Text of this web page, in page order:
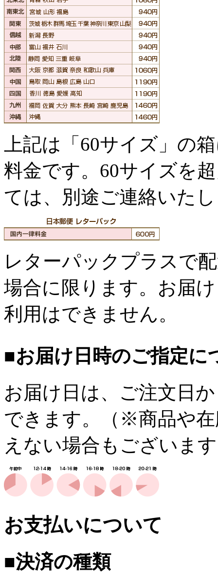
上記は「60サイズ」の
料金です。60サイズを
ては、別途ご連絡いた
レターパックプラスで
場合に限ります。お届
利用はできません。
■お届け日時のご指定に
お届け日は、ご注文日
できます。（※商品や
えない場合もございま
お支払いについて
■決済の種類